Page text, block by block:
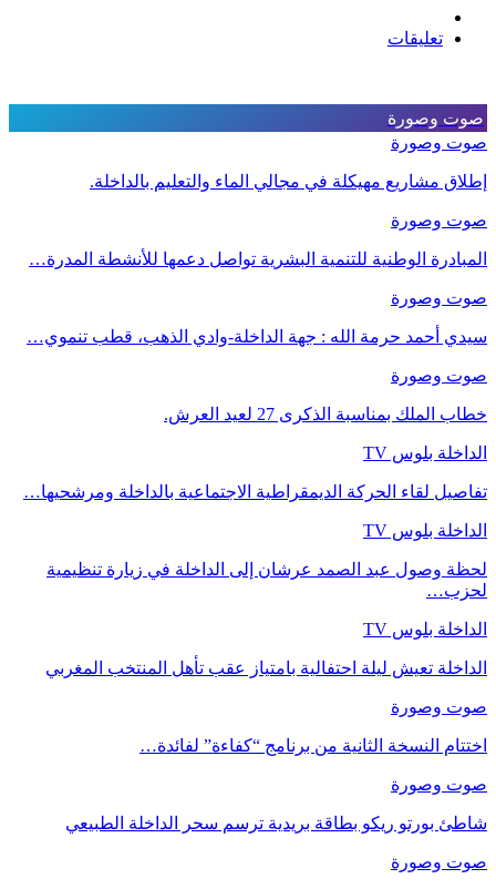
تعليقات
صوت وصورة
صوت وصورة
إطلاق مشاريع مهيكلة في مجالي الماء والتعليم بالداخلة.
صوت وصورة
المبادرة الوطنية للتنمية البشرية تواصل دعمها للأنشطة المدرة…
صوت وصورة
سيدي أحمد حرمة الله : جهة الداخلة-وادي الذهب، قطب تنموي…
صوت وصورة
خطاب الملك بمناسبة الذكرى 27 لعيد العرش.
الداخلة بلوس TV
تفاصيل لقاء الحركة الديمقراطية الاجتماعية بالداخلة ومرشحيها…
الداخلة بلوس TV
لحظة وصول عبد الصمد عرشان إلى الداخلة في زيارة تنظيمية
لحزب…
الداخلة بلوس TV
الداخلة تعيش ليلة احتفالية بامتياز عقب تأهل المنتخب المغربي
صوت وصورة
اختتام النسخة الثانية من برنامج “كفاءة” لفائدة…
صوت وصورة
شاطئ بورتو ريكو بطاقة بريدية ترسم سحر الداخلة الطبيعي
صوت وصورة